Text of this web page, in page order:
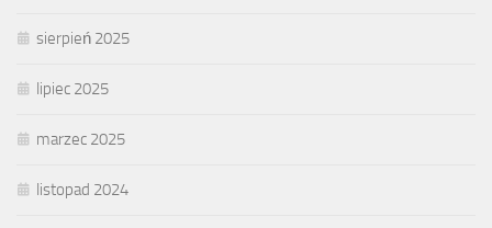
sierpień 2025
lipiec 2025
marzec 2025
listopad 2024